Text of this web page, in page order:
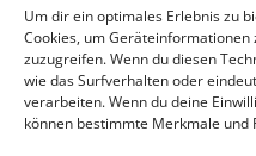
Um dir ein optimales Erlebnis zu
Cookies, um
zuzugreifen. Wenn du diesen
wie das Surfverhalten oder
verarbeiten. Wenn du deine
können bestimmte Merkmale